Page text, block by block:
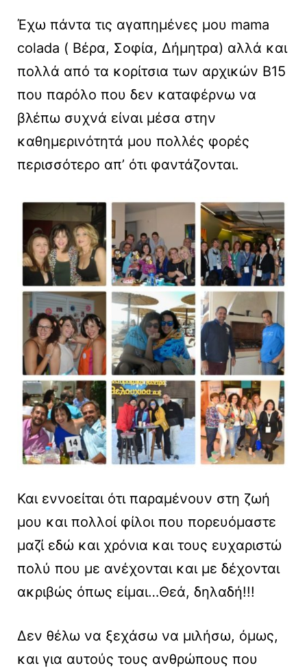
Έχω πάντα τις αγαπημένες μου mama
colada ( Βέρα, Σοφία, Δήμητρα) αλλά και
πολλά από τα κορίτσια των αρχικών Β15
που παρόλο που δεν καταφέρνω να
βλέπω συχνά είναι μέσα στην
καθημερινότητά μου πολλές φορές
περισσότερο απ’ ότι φαντάζονται.
Και εννοείται ότι παραμένουν στη ζωή
μου και πολλοί φίλοι που πορευόμαστε
μαζί εδώ και χρόνια και τους ευχαριστώ
πολύ που με ανέχονται και με δέχονται
ακριβώς όπως είμαι…Θεά, δηλαδή!!!
Δεν θέλω να ξεχάσω να μιλήσω, όμως,
και για αυτούς τους ανθρώπους που